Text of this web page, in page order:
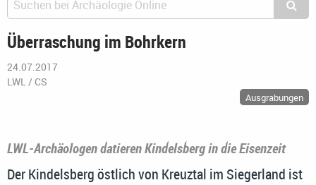
Überraschung im Bohrkern
24.07.2017
LWL / CS
Ausgrabungen
LWL-Archäologen datieren Kindelsberg in die Eisenzeit
Der Kindelsberg östlich von Kreuztal im Siegerland ist